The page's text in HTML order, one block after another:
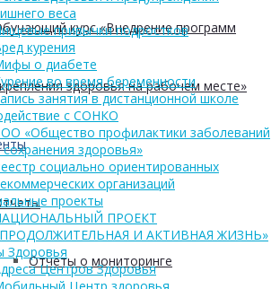
курс «Внедрение программ
здоровья на рабочем месте»
Отчеты о мониторинге
веса
привычки подростков
курения
о диабете
во время беременности
занятия в дистанционной школе
с СОНКО
«Общество профилактики заболеваний
сохранения здоровья»
социально ориентированных
организаций
проекты
ПРОЕКТ
И АКТИВНАЯ ЖИЗНЬ»
Здоровья
Центров Здоровья